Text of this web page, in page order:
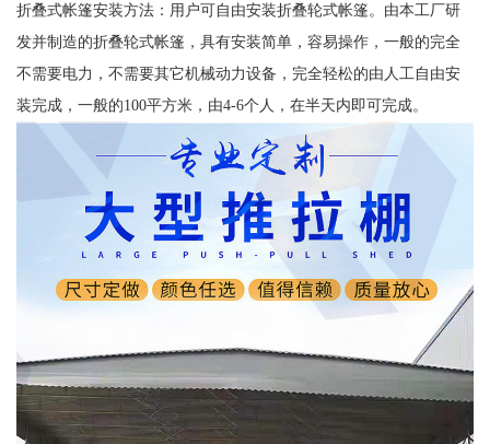
折叠式帐篷安装方法：用户可自由安装折叠轮式帐篷。由本工厂研
发并制造的折叠轮式帐篷，具有安装简单，容易操作，一般的完全
不需要电力，不需要其它机械动力设备，完全轻松的由人工自由安
装完成，一般的100平方米，由4-6个人，在半天内即可完成。